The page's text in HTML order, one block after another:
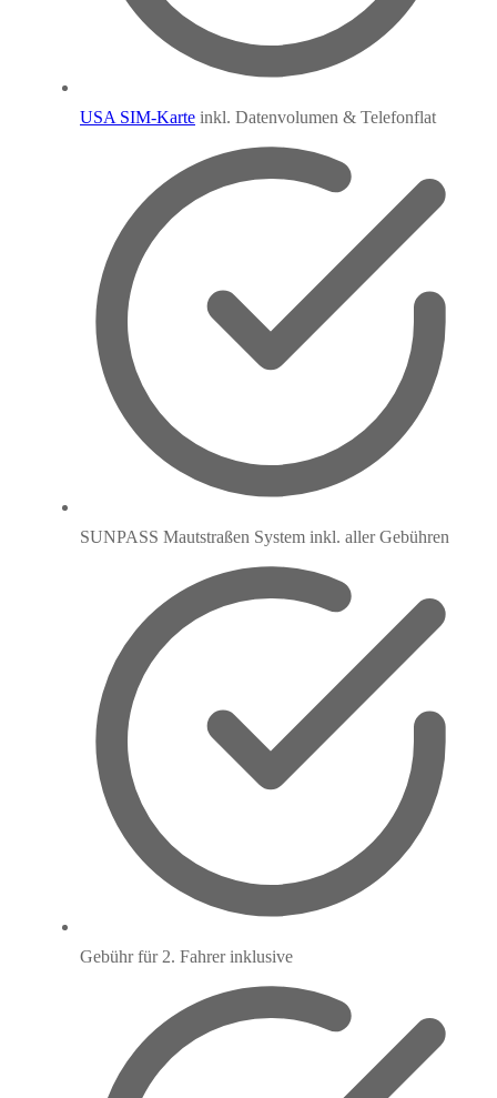
USA SIM-Karte inkl. Datenvolumen & Telefonflat
SUNPASS Mautstraßen System inkl. aller Gebühren
Gebühr für 2. Fahrer inklusive